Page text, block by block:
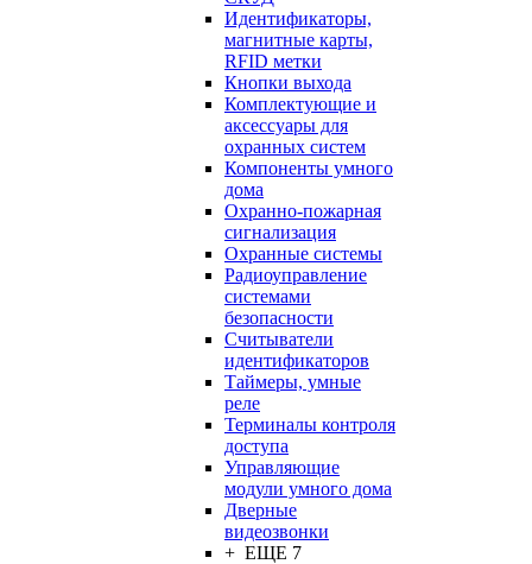
Идентификаторы,
магнитные карты,
RFID метки
Кнопки выхода
Комплектующие и
аксессуары для
охранных систем
Компоненты умного
дома
Охранно-пожарная
сигнализация
Охранные системы
Радиоуправление
системами
безопасности
Считыватели
идентификаторов
Таймеры, умные
реле
Терминалы контроля
доступа
Управляющие
модули умного дома
Дверные
видеозвонки
+ ЕЩЕ 7